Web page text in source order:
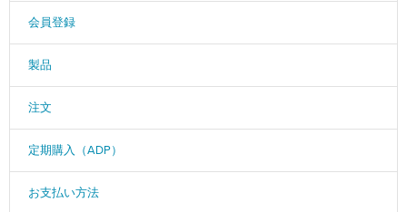
会員登録
製品
注文
定期購入（ADP）
お支払い方法